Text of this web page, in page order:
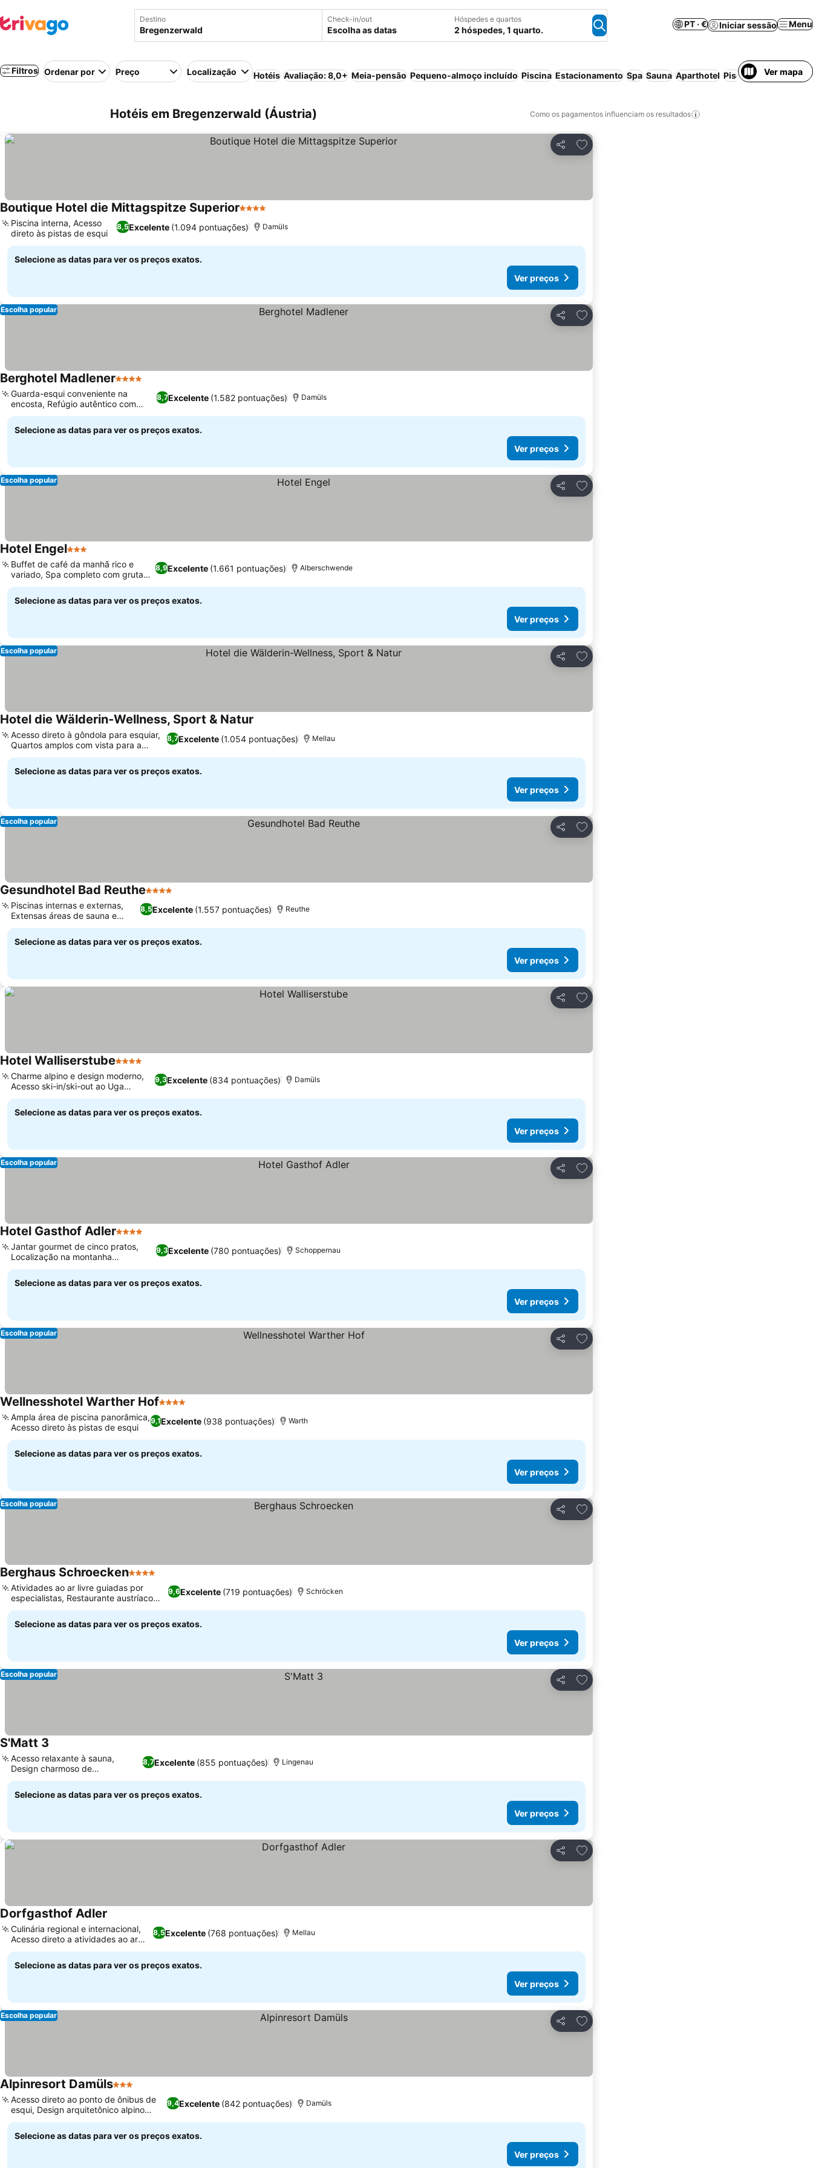
Destino Check-in/out
Escolha as datas
Hóspedes e quartos
2 hóspedes, 1 quarto.
PT · € Iniciar sessão Menu
Filtros Ordenar por Preço Localização Hotéis Avaliação: 8,0+ Meia-pensão Pequeno-almoço incluído Piscina Estacionamento Spa Sauna Aparthotel Piscina interior
Ver mapa
Hotéis em Bregenzerwald (Áustria) Como os pagamentos influenciam os resultados
Partilhar
Adicionar aos favoritos
Boutique Hotel die Mittagspitze Superior4 Estrelas
8,5Excelente (1.094 pontuações)
Piscina interna, Acesso
direto às pistas de esqui
Damüls
Selecione as datas para ver os preços exatos.
Ver preços
Partilhar
Adicionar aos favoritos
Escolha popular
Berghotel Madlener4 Estrelas
8,7Excelente (1.582 pontuações)
Guarda-esqui conveniente na
encosta, Refúgio autêntico com
estilo alpino
Damüls
Selecione as datas para ver os preços exatos.
Ver preços
Partilhar
Adicionar aos favoritos
Escolha popular
Hotel Engel3 Estrelas
8,9Excelente (1.661 pontuações)
Buffet de café da manhã rico e
variado, Spa completo com gruta
de gelo
Alberschwende
Selecione as datas para ver os preços exatos.
Ver preços
Partilhar
Adicionar aos favoritos
Escolha popular
Hotel die Wälderin-Wellness, Sport & Natur
8,7Excelente (1.054 pontuações)
Acesso direto à gôndola para esquiar,
Quartos amplos com vista para a
montanha
Mellau
Selecione as datas para ver os preços exatos.
Ver preços
Partilhar
Adicionar aos favoritos
Escolha popular
Gesundhotel Bad Reuthe4 Estrelas
8,5Excelente (1.557 pontuações)
Piscinas internas e externas,
Extensas áreas de sauna e
banho
Reuthe
Selecione as datas para ver os preços exatos.
Ver preços
Partilhar
Adicionar aos favoritos
Hotel Walliserstube4 Estrelas
9,3Excelente (834 pontuações)
Charme alpino e design moderno,
Acesso ski-in/ski-out ao Uga
Express
Damüls
Selecione as datas para ver os preços exatos.
Ver preços
Partilhar
Adicionar aos favoritos
Escolha popular
Hotel Gasthof Adler4 Estrelas
9,3Excelente (780 pontuações)
Jantar gourmet de cinco pratos,
Localização na montanha
Schoppernau
Schoppernau
Selecione as datas para ver os preços exatos.
Ver preços
Partilhar
Adicionar aos favoritos
Escolha popular
Wellnesshotel Warther Hof4 Estrelas
9,1Excelente (938 pontuações)
Ampla área de piscina panorâmica,
Acesso direto às pistas de esqui
Warth
Selecione as datas para ver os preços exatos.
Ver preços
Partilhar
Adicionar aos favoritos
Escolha popular
Berghaus Schroecken4 Estrelas
9,6Excelente (719 pontuações)
Atividades ao ar livre guiadas por
especialistas, Restaurante austríaco
tradicional
Schröcken
Selecione as datas para ver os preços exatos.
Ver preços
Partilhar
Adicionar aos favoritos
Escolha popular
S'Matt 3
8,7Excelente (855 pontuações)
Acesso relaxante à sauna,
Design charmoso de
Bregenzerwald
Lingenau
Selecione as datas para ver os preços exatos.
Ver preços
Partilhar
Adicionar aos favoritos
Dorfgasthof Adler
8,5Excelente (768 pontuações)
Culinária regional e internacional,
Acesso direto a atividades ao ar
livre
Mellau
Selecione as datas para ver os preços exatos.
Ver preços
Partilhar
Adicionar aos favoritos
Escolha popular
Alpinresort Damüls3 Estrelas
9,4Excelente (842 pontuações)
Acesso direto ao ponto de ônibus de
esqui, Design arquitetônico alpino
moderno
Damüls
Selecione as datas para ver os preços exatos.
Ver preços